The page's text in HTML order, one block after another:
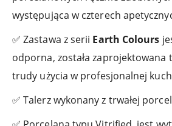
występująca w czterech
✅ Zastawa z serii Earth Colours
odporna, została zaprojektowana
trudy użycia w profesjonalnej
✅ Talerz wykonany z trwałej